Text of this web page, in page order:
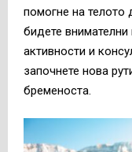
помогне на
бидете
активности и
започнете нова
бременоста.